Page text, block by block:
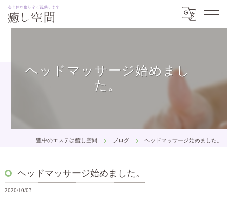
ヘッドマッサージ始めまし
た。
豊中のエステは癒し空間 ブログ ヘッドマッサージ始めました。
ヘッドマッサージ始めました。
2020/10/03